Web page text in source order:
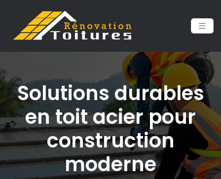
Solutions durables
en toit acier pour
construction
moderne